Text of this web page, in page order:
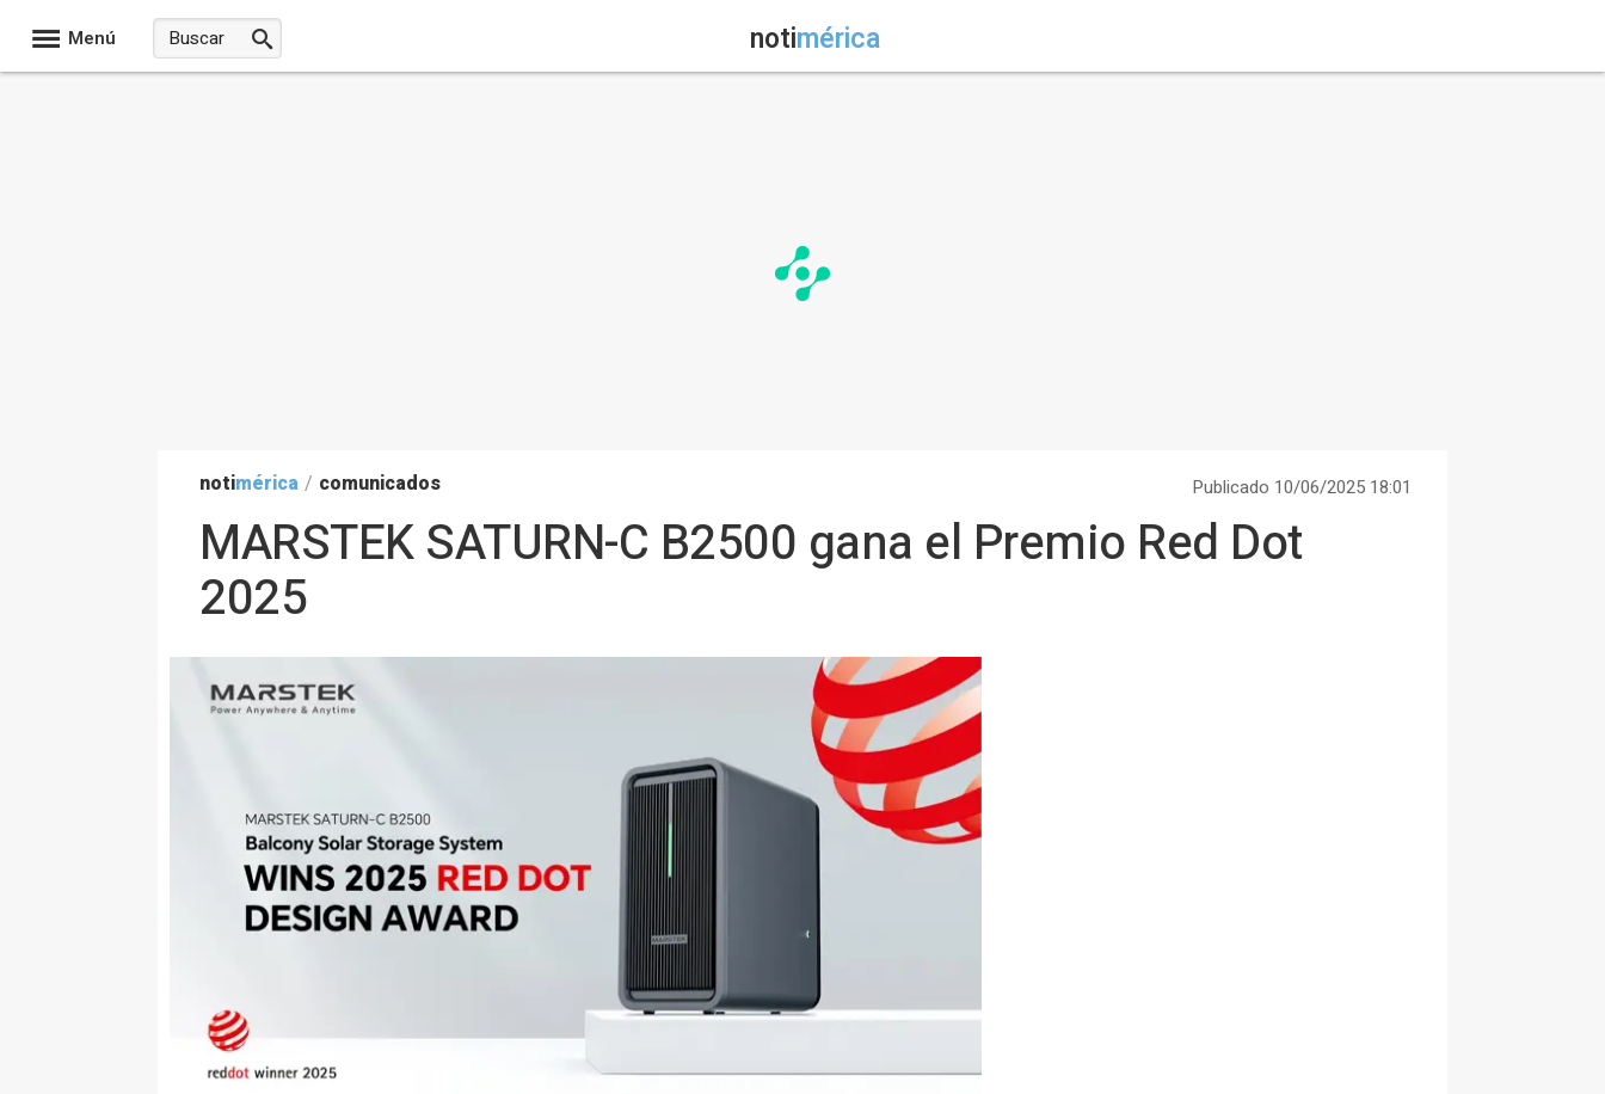
Menú notimérica
notimérica / comunicados Publicado 10/06/2025 18:01
MARSTEK SATURN-C B2500 gana el Premio Red Dot
2025